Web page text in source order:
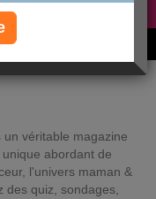
gratuit
à manger avec nous
véritable magazine
abordant de
l'univers maman &
des quiz, sondages,